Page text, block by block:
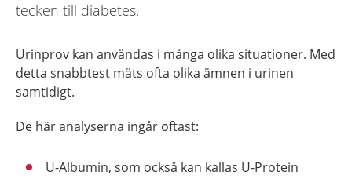
tecken till diabetes.
Urinprov kan användas i många olika situationer. Med
detta snabbtest mäts ofta olika ämnen i urinen
samtidigt.
De här analyserna ingår oftast:
U-Albumin, som också kan kallas U-Protein